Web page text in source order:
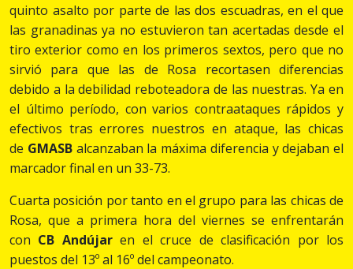
quinto asalto por parte de las dos escuadras, en el que
las granadinas ya no estuvieron tan acertadas desde el
tiro exterior como en los primeros sextos, pero que no
sirvió para que las de Rosa recortasen diferencias
debido a la debilidad reboteadora de las nuestras. Ya en
el último período, con varios contraataques rápidos y
efectivos tras errores nuestros en ataque, las chicas
de GMASBalcanzaban la máxima diferencia y dejaban el
marcador final en un 33-73.
Cuarta posición por tanto en el grupo para las chicas de
Rosa, que a primera hora del viernes se enfrentarán
con CB Andújaren el cruce de clasificación por los
puestos del 13º al 16º del campeonato.